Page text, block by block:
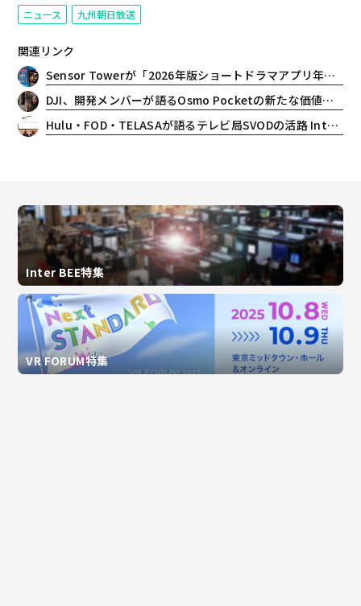
ニュース 九州朝日放送
関連リンク
Sensor Towerが「2026年版ショートドラマアプリ年鑑」を発表。世界的なダウンロード数急増と最新トレンドを報告
DJI、開発メンバーが語るOsmo Pocketの新たな価値を紹介。Vlogカメラの枠を超える「コンパクトシネマカメラ」の境地へ
Hulu・FOD・TELASAが語るテレビ局SVODの活路 Inter BEE 2025レポート
Inter BEE特集
VR FORUM特集